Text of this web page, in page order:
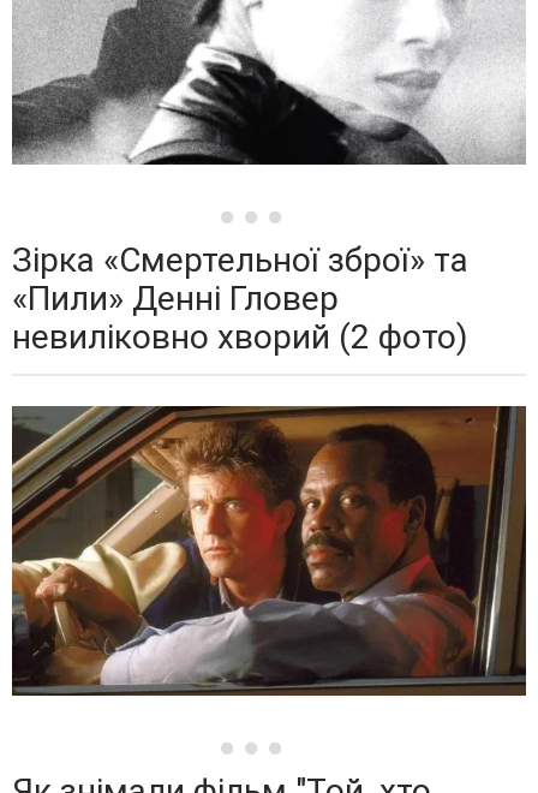
Зірка «Смертельної зброї» та
«Пили» Денні Гловер
невиліковно хворий (2 фото)